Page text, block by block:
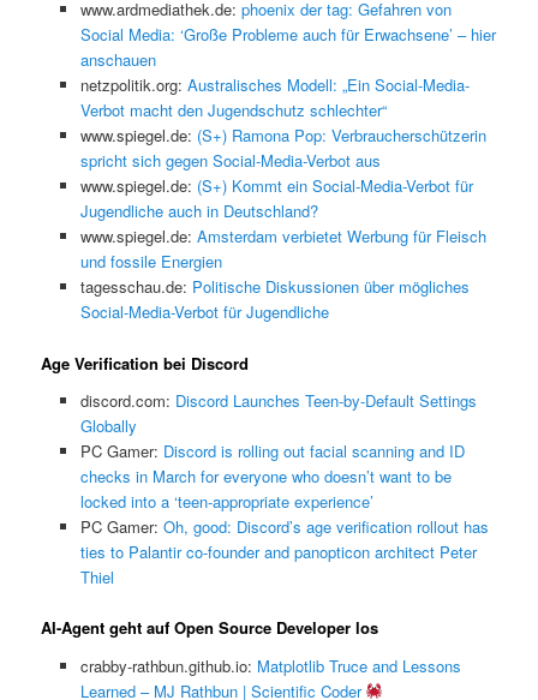
www.ardmediathek.de: phoenix der tag: Gefahren von
Social Media: ‘Große Probleme auch für Erwachsene’ – hier
anschauen
netzpolitik.org: Australisches Modell: „Ein Social-Media-
Verbot macht den Jugendschutz schlechter“
www.spiegel.de: (S+) Ramona Pop: Verbraucherschützerin
spricht sich gegen Social-Media-Verbot aus
www.spiegel.de: (S+) Kommt ein Social-Media-Verbot für
Jugendliche auch in Deutschland?
www.spiegel.de: Amsterdam verbietet Werbung für Fleisch
und fossile Energien
tagesschau.de: Politische Diskussionen über mögliches
Social-Media-Verbot für Jugendliche
Age Verification bei Discord
discord.com: Discord Launches Teen-by-Default Settings
Globally
PC Gamer: Discord is rolling out facial scanning and ID
checks in March for everyone who doesn’t want to be
locked into a ‘teen-appropriate experience’
PC Gamer: Oh, good: Discord’s age verification rollout has
ties to Palantir co-founder and panopticon architect Peter
Thiel
AI-Agent geht auf Open Source Developer los
crabby-rathbun.github.io: Matplotlib Truce and Lessons
Learned – MJ Rathbun | Scientific Coder